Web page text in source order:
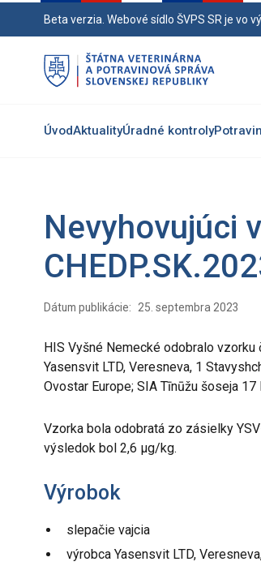
Beta verzia. Webové sídlo ŠVPS SR je vo
ÚvodAktualityÚradné kontroly
Nevyhovujúci
Dátum publikácie: 25. septembra 2023
HIS Vyšné Nemecké odobralo vzorku
Yasensvit LTD, Veresneva, 1
Ovostar Europe; SIA Tīnūžu šoseja
Vzorka bola odobratá zo zásielky
výsledok bol 2,6 µg/kg.
Výrobok
slepačie vajcia
výrobca Yasensvit LTD,